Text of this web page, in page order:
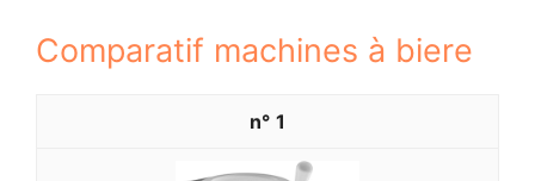
Comparatif machines à biere
1